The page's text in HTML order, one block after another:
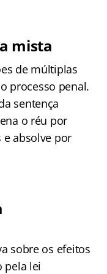
mista
de múltiplas
processo penal.
sentença
o réu por
absolve por
sobre os efeitos
pela lei